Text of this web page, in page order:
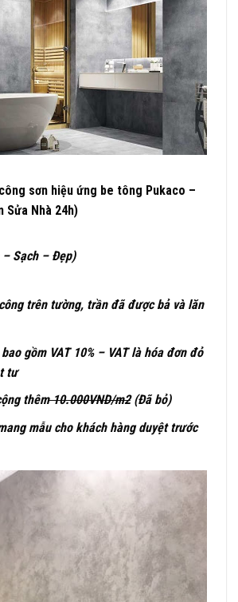
sơn hiệu ứng be tông Pukaco –
Sửa Nhà 24h)
Sạch – Đẹp)
trên tường, trần đã được bả và lăn
gồm VAT 10% – VAT là hóa đơn đỏ
tư
thêm10.000VND/m2(Đã bỏ)
mẫu cho khách hàng duyệt trước